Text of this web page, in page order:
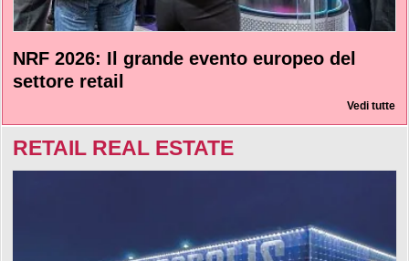
NRF 2026: Il grande evento europeo del
settore retail
Vedi tutte
RETAIL REAL ESTATE